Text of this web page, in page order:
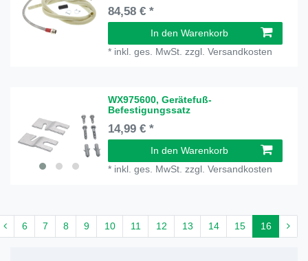
84,58 € *
In den Warenkorb
* inkl. ges. MwSt. zzgl.Versandkosten
WX975600, Gerätefuß-
Befestigungssatz
14,99 € *
In den Warenkorb
* inkl. ges. MwSt. zzgl.Versandkosten
6 7 8 9 10 11 12 13 14 15 16